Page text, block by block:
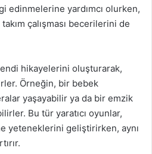
edinmelerine yardımcı olurken,
çalışması becerilerini de
hikayelerini oluşturarak,
Örneğin, bir bebek
yaşayabilir ya da bir emzik
Bu tür yaratıcı oyunlar,
yeteneklerini geliştirirken, aynı